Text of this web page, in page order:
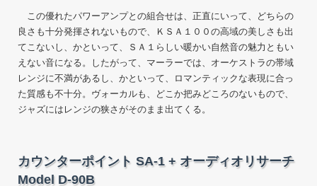
この優れたパワーアンプとの組合せは、正直にいって、どちらの
良さも十分発揮されないもので、ＫＳＡ１００の高域の美しさも出
てこないし、かといって、ＳＡ１らしい暖かい自然音の魅力ともい
えない音になる。したがって、マーラーでは、オーケストラの帯域
レンジに不満があるし、かといって、ロマンティックな表現に合っ
た質感も不十分。ヴォーカルも、どこか把みどころのないもので、
ジャズにはレンジの狭さがそのまま出てくる。
カウンターポイント SA-1 + オーディオリサーチ
Model D-90B